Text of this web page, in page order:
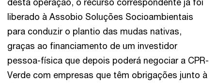
liberado à Assobio Soluções Socioambientais
para conduzir o plantio das mudas nativas,
graças ao financiamento de um investidor
pessoa-física que depois poderá negociar a CPR-
Verde com empresas que têm obrigações junto à